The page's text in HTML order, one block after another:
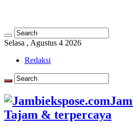
Selasa , Agustus 4 2026
Redaksi
Tajam & terpercaya